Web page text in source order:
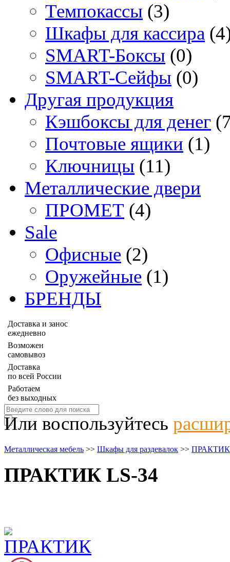
Темпокассы (3)
Шкафы для кассира
SMART-Боксы (0)
SMART-Сейфы (0)
Другая продукция
Кэшбоксы для денег
Почтовые ящики (1)
Ключницы (11)
Металлические двери
ПРОМЕТ (4)
Sale
Офисные (2)
Оружейные (1)
БРЕНДЫ
Доставка и занос
ежедневно
Возможен
самовывоз
Доставка
по всей России
Работаем
без выходных
Или воспользуйтесь
Металлическая мебель >> Шкафы для раздевалок >> ПРАКТИК
ПРАКТИК LS-34